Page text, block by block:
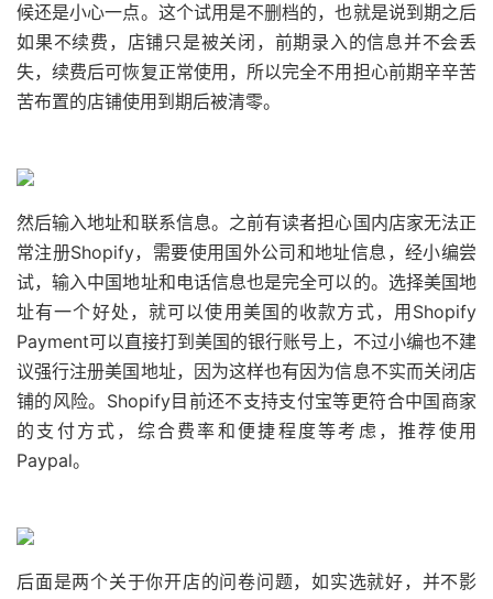
候还是小心一点。这个试用是不删档的，也就是说到期之后
如果不续费，店铺只是被关闭，前期录入的信息并不会丢
失，续费后可恢复正常使用，所以完全不用担心前期辛辛苦
苦布置的店铺使用到期后被清零。
然后输入地址和联系信息。之前有读者担心国内店家无法正
常注册Shopify，需要使用国外公司和地址信息，经小编尝
试，输入中国地址和电话信息也是完全可以的。选择美国地
址有一个好处，就可以使用美国的收款方式，用Shopify
Payment可以直接打到美国的银行账号上，不过小编也不建
议强行注册美国地址，因为这样也有因为信息不实而关闭店
铺的风险。Shopify目前还不支持支付宝等更符合中国商家
的支付方式，综合费率和便捷程度等考虑，推荐使用
Paypal。
后面是两个关于你开店的问卷问题，如实选就好，并不影